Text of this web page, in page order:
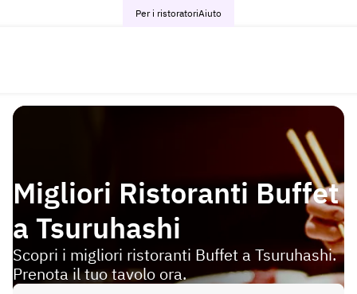
Per i ristoratoriAiuto
Migliori Ristoranti Buffet
a Tsuruhashi
Scopri i migliori ristoranti Buffet a Tsuruhashi.
Prenota il tuo tavolo ora.